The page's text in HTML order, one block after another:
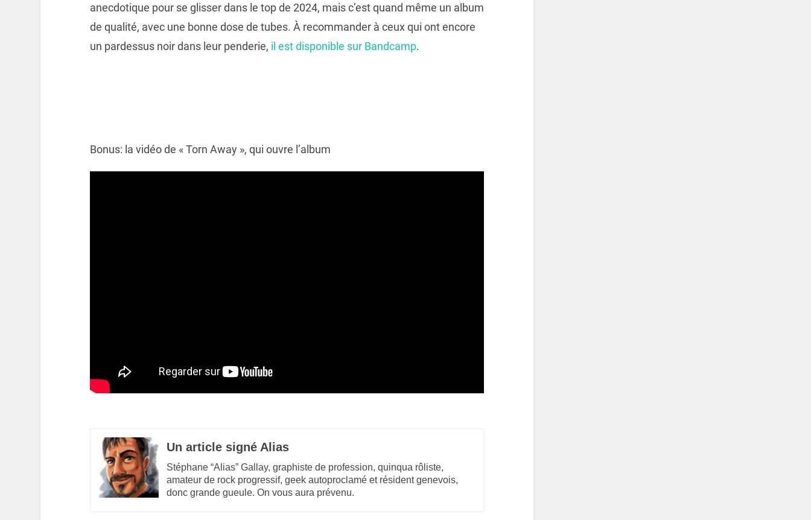
anecdotique pour se glisser dans le top de 2024, mais c’est quand même un album
de qualité, avec une bonne dose de tubes. À recommander à ceux qui ont encore
un pardessus noir dans leur penderie, il est disponible sur Bandcamp.
Bonus: la vidéo de « Torn Away », qui ouvre l’album
Un article signé Alias
Stéphane “Alias” Gallay, graphiste de profession, quinqua rôliste,
amateur de rock progressif, geek autoproclamé et résident genevois,
donc grande gueule. On vous aura prévenu.